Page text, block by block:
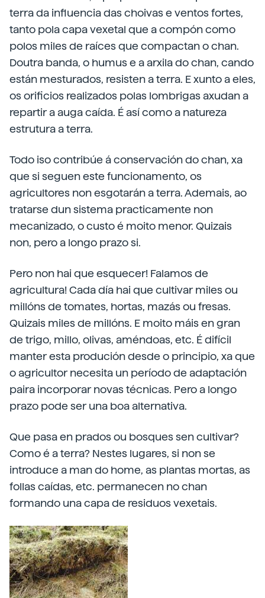
terra da influencia das choivas e ventos fortes,
tanto pola capa vexetal que a compón como
polos miles de raíces que compactan o chan.
Doutra banda, o humus e a arxila do chan, cando
están mesturados, resisten a terra. E xunto a eles,
os orificios realizados polas lombrigas axudan a
repartir a auga caída. É así como a natureza
estrutura a terra.
Todo iso contribúe á conservación do chan, xa
que si seguen este funcionamento, os
agricultores non esgotarán a terra. Ademais, ao
tratarse dun sistema practicamente non
mecanizado, o custo é moito menor. Quizais
non, pero a longo prazo si.
Pero non hai que esquecer! Falamos de
agricultura! Cada día hai que cultivar miles ou
millóns de tomates, hortas, mazás ou fresas.
Quizais miles de millóns. E moito máis en gran
de trigo, millo, olivas, améndoas, etc. É difícil
manter esta produción desde o principio, xa que
o agricultor necesita un período de adaptación
paira incorporar novas técnicas. Pero a longo
prazo pode ser una boa alternativa.
Que pasa en prados ou bosques sen cultivar?
Como é a terra? Nestes lugares, si non se
introduce a man do home, as plantas mortas, as
follas caídas, etc. permanecen no chan
formando una capa de residuos vexetais.